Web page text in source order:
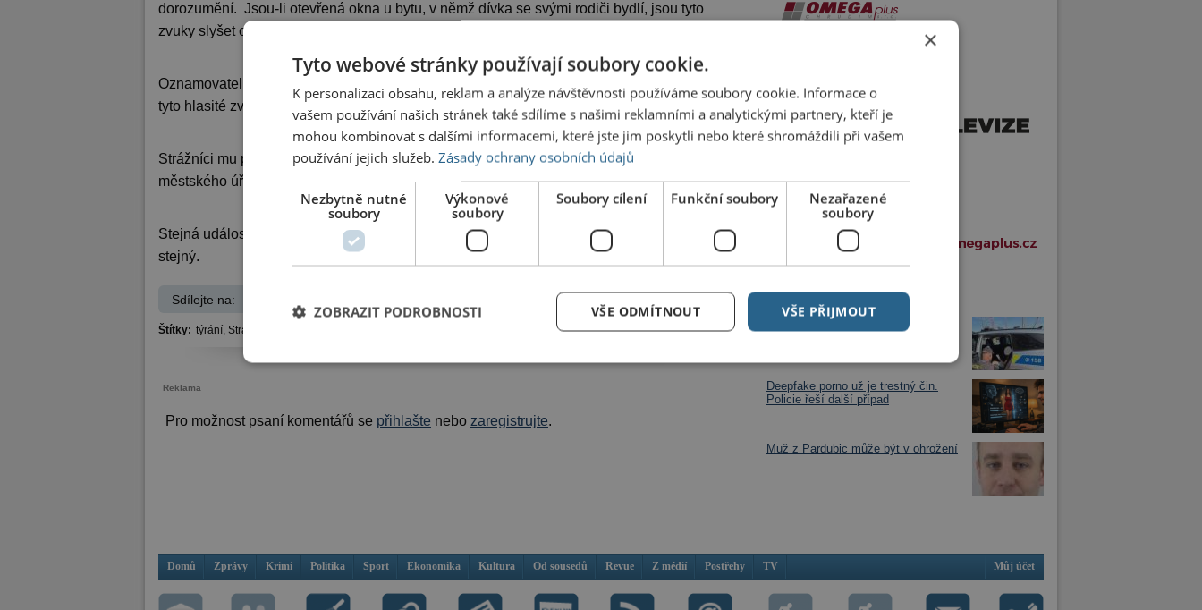
dorozumění. Jsou-li otevřená okna u bytu, v němž dívka se svými rodiči bydlí, jsou tyto
zvuky slyšet o to zřetelněji.
Oznamovateli byla tato okolnost hlídkou na místě vysvětlena. Ten i přes to uvedl, že mu
tyto hlasité zvuky vadí a obtěžují.
Strážníci mu přislíbili, že se pokusí věc vyřídit s pracovníky příslušného oddělení
městského úřadu, nebo je alespoň budou o situaci v ulici informovat.
Stejná událost byla strážníkům oznámena ještě v deset hodin v noci. Výsledek byl však
stejný.
Milan Kosina
Sdílejte na:
Štítky: týrání, Strážníci,
Reklama
Pro možnost psaní komentářů se přihlašte nebo zaregistrujte.
Další články v rubrice
Po rozjezdu vlaku zjistil, že má dítě
Deepfake porno už je trestný čin.
Policie řeší další případ
Muž z Pardubic může být v ohrožení
Domů Zprávy Krimi Politika Sport Ekonomika Kultura Od sousedů Revue Z médií Postřehy TV Můj účet
×
Tyto webové stránky používají soubory cookie.
K personalizaci obsahu, reklam a analýze návštěvnosti používáme soubory cookie. Informace o
vašem používání našich stránek také sdílíme s našimi reklamními a analytickými partnery, kteří je
mohou kombinovat s dalšími informacemi, které jste jim poskytli nebo které shromáždili při vašem
používání jejich služeb. Zásady ochrany osobních údajů
Nezbytně nutné
soubory
Výkonové
soubory
Soubory cílení Funkční soubory
Nezařazené
soubory
VŠE PŘIJMOUT
VŠE ODMÍTNOUT
ZOBRAZIT PODROBNOSTI